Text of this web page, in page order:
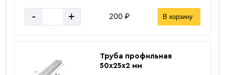
- + 200 ₽ В корзину
Труба профильная
50х25х2 мм